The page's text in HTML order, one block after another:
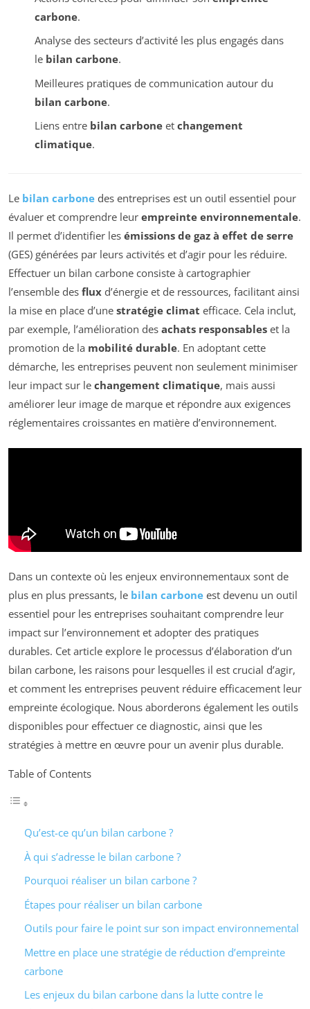
carbone.
Analyse des secteurs d’activité les plus engagés dans
le bilan carbone.
Meilleures pratiques de communication autour du
bilan carbone.
Liens entre bilan carboneet changement
climatique.
Le bilan carbone des entreprises est un outil essentiel pour
évaluer et comprendre leur empreinte environnementale.
Il permet d’identifier les émissions de gaz à effet de serre
(GES) générées par leurs activités et d’agir pour les réduire.
Effectuer un bilan carbone consiste à cartographier
l’ensemble des flux d’énergie et de ressources, facilitant ainsi
la mise en place d’une stratégie climat efficace. Cela inclut,
par exemple, l’amélioration des achats responsables et la
promotion de la mobilité durable. En adoptant cette
démarche, les entreprises peuvent non seulement minimiser
leur impact sur le changement climatique, mais aussi
améliorer leur image de marque et répondre aux exigences
réglementaires croissantes en matière d’environnement.
Dans un contexte où les enjeux environnementaux sont de
plus en plus pressants, le bilan carbone est devenu un outil
essentiel pour les entreprises souhaitant comprendre leur
impact sur l’environnement et adopter des pratiques
durables. Cet article explore le processus d’élaboration d’un
bilan carbone, les raisons pour lesquelles il est crucial d’agir,
et comment les entreprises peuvent réduire efficacement leur
empreinte écologique. Nous aborderons également les outils
disponibles pour effectuer ce diagnostic, ainsi que les
stratégies à mettre en œuvre pour un avenir plus durable.
Table of Contents
Qu’est-ce qu’un bilan carbone ?
À qui s’adresse le bilan carbone ?
Pourquoi réaliser un bilan carbone ?
Étapes pour réaliser un bilan carbone
Outils pour faire le point sur son impact environnemental
Mettre en place une stratégie de réduction d’empreinte
carbone
Les enjeux du bilan carbone dans la lutte contre le